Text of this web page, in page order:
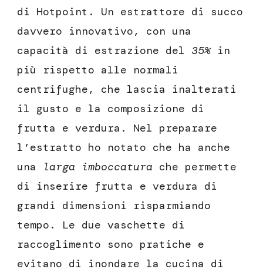
di Hotpoint. Un estrattore di succo
davvero innovativo, con una
capacità di estrazione del 35%in
più rispetto alle normali
centrifughe, che lascia inalterati
il gusto e la composizione di
frutta e verdura. Nel preparare
l’estratto ho notato che ha anche
una
larga imboccatura che permette
di inserire frutta e verdura di
grandi dimensioni risparmiando
tempo. Le due vaschette di
raccoglimento sono pratiche e
evitano di inondare la cucina di